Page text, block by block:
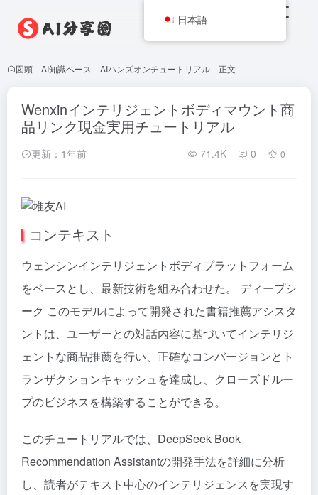
図頭 - AI知識ベース - AIハンズオンチュートリアル - 正文
Wenxinインテリジェントボディマウント商
品リンク現金実用チュートリアル
更新：1年前 71.4K 0 0
コンテキスト
ウェンシンインテリジェントボディプラットフォーム
をベースとし、最新技術を組み合わせた。 ディープシ
ーク このモデルによって開発された書籍推薦アシスタ
ントは、ユーザーとの対話内容に基づいてインテリジ
ェントな商品推薦を行い、正確なコンバージョンとト
ランザクションキャッシュを達成し、クローズドルー
プのビジネスを構築することができる。
このチュートリアルでは、DeepSeek Book
Recommendation Assistantの開発手法を詳細に分析
し、読者がテキスト中心のインテリジェンスを実現す
日本語